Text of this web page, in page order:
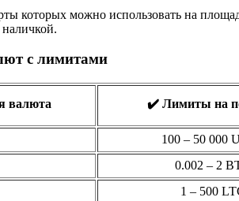
которых можно использовать на
с лимитами
валюта ✔️ Лимиты на
100 – 50 000
0.002 – 2
1 – 500